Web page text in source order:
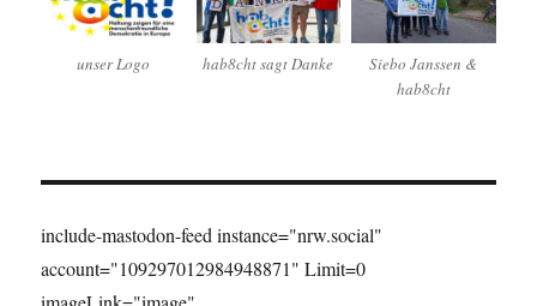
unser Logo hab8cht sagt Danke
Siebo Janssen &
hab8cht
include-mastodon-feed instance="nrw.social"
account="109297012984948871" Limit=0